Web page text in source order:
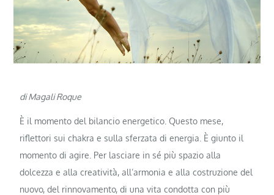
di Magali Roque
È il momento del bilancio energetico. Questo mese,
riflettori sui chakra e sulla sferzata di energia. È giunto il
momento di agire. Per lasciare in sé più spazio alla
dolcezza e alla creatività, all’armonia e alla costruzione del
nuovo, del rinnovamento, di una vita condotta con più